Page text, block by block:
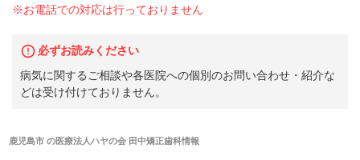
※お電話での対応は行っておりません
必ずお読みください
病気に関するご相談や各医院への個別のお問い合わせ・紹介な
どは受け付けておりません。
鹿児島市の医療法人ハヤの会 田中矯正歯科情報